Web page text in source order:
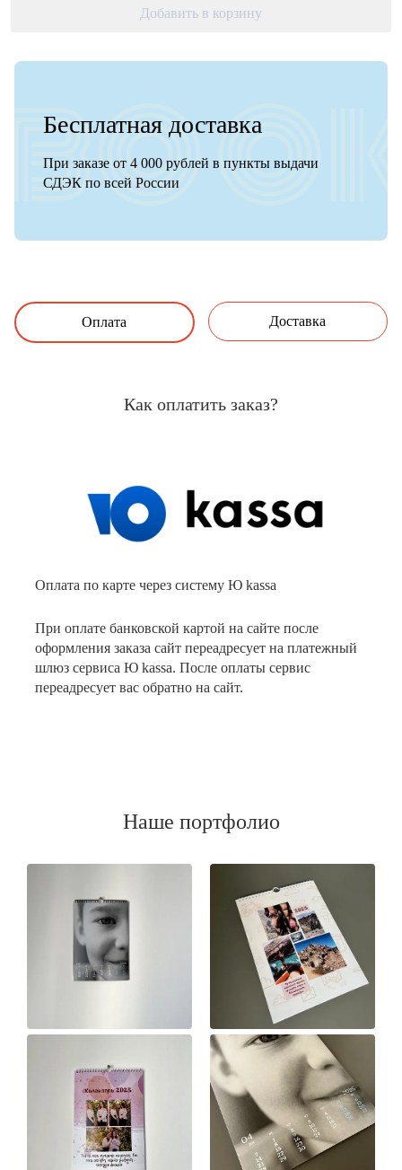
Добавить в корзину
Бесплатная доставка
При заказе от 4 000 рублей в пункты выдачи
СДЭК по всей России
Оплата Доставка
Как оплатить заказ?
Оплата по карте через систему Ю kassa
При оплате банковской картой на сайте после
оформления заказа сайт переадресует на платежный
шлюз сервиса Ю kassa. После оплаты сервис
переадресует вас обратно на сайт.
Наше портфолио